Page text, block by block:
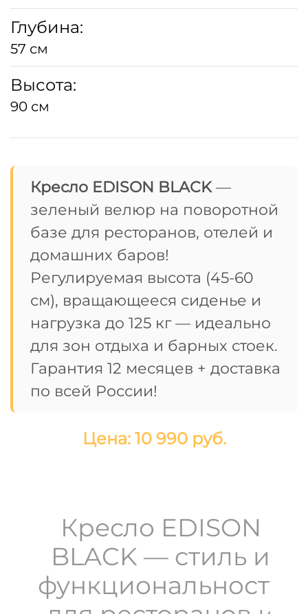
Глубина:
57 см
Высота:
90 см
Кресло EDISON BLACK—
зеленый велюр на поворотной
базе для ресторанов, отелей и
домашних баров!
Регулируемая высота (45-60
см), вращающееся сиденье и
нагрузка до 125 кг — идеально
для зон отдыха и барных стоек.
Гарантия 12 месяцев + доставка
по всей России!
Цена: 10 990 руб.
Кресло EDISON
BLACK — стиль и
функциональность